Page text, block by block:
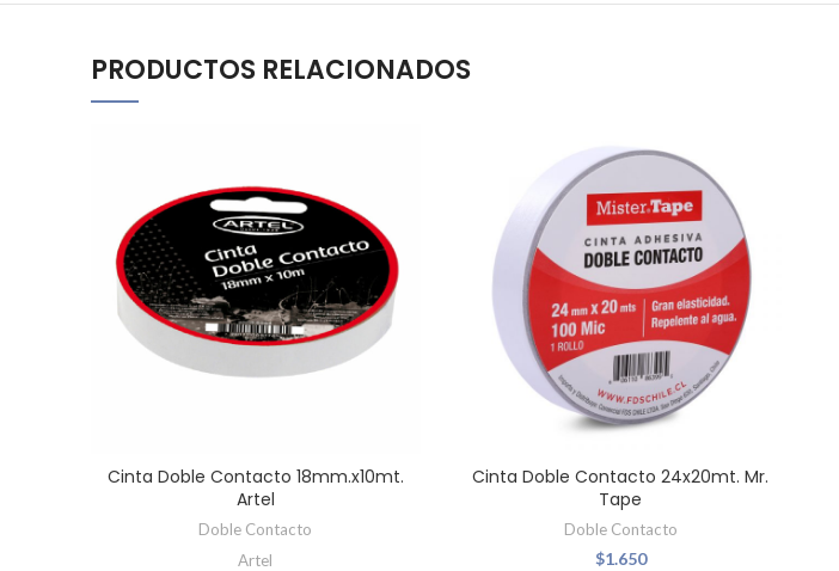
PRODUCTOS RELACIONADOS
Cinta Doble Contacto 18mm.x10mt.
Artel
Doble Contacto
Artel
Cinta Doble Contacto 24x20mt. Mr.
Tape
Doble Contacto
$1.650